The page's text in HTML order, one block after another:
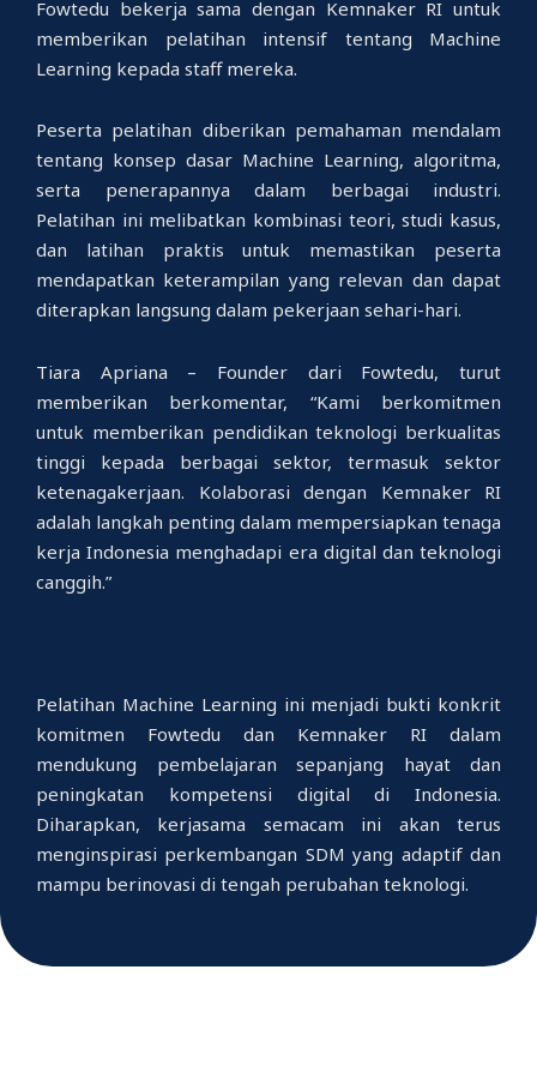
Fowtedu bekerja sama dengan Kemnaker RI untuk
memberikan pelatihan intensif tentang Machine
Learning kepada staff mereka.
Peserta pelatihan diberikan pemahaman mendalam
tentang konsep dasar Machine Learning, algoritma,
serta penerapannya dalam berbagai industri.
Pelatihan ini melibatkan kombinasi teori, studi kasus,
dan latihan praktis untuk memastikan peserta
mendapatkan keterampilan yang relevan dan dapat
diterapkan langsung dalam pekerjaan sehari-hari.
Tiara Apriana – Founder dari Fowtedu, turut
memberikan berkomentar, “Kami berkomitmen
untuk memberikan pendidikan teknologi berkualitas
tinggi kepada berbagai sektor, termasuk sektor
ketenagakerjaan. Kolaborasi dengan Kemnaker RI
adalah langkah penting dalam mempersiapkan tenaga
kerja Indonesia menghadapi era digital dan teknologi
canggih.”
Pelatihan Machine Learning ini menjadi bukti konkrit
komitmen Fowtedu dan Kemnaker RI dalam
mendukung pembelajaran sepanjang hayat dan
peningkatan kompetensi digital di Indonesia.
Diharapkan, kerjasama semacam ini akan terus
menginspirasi perkembangan SDM yang adaptif dan
mampu berinovasi di tengah perubahan teknologi.